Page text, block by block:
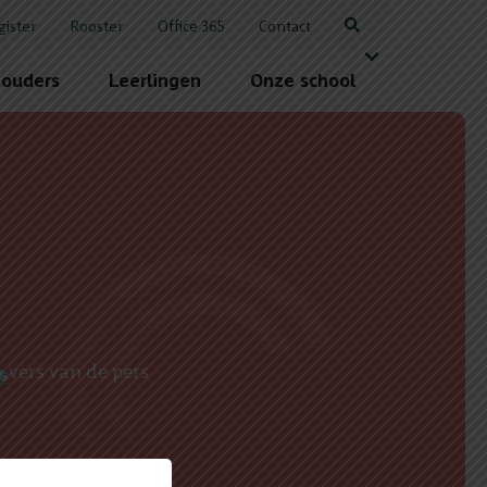
Rooster Office 365 Contact
Leerlingen Onze school